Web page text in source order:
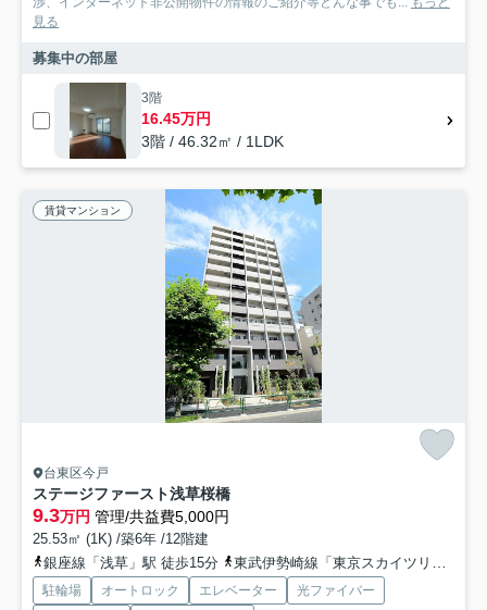
見る
募集中の部屋
3階
16.45万円
3階 / 46.32㎡ / 1LDK
賃貸マンション
台東区今戸
ステージファースト浅草桜橋
9.3万円 管理/共益費5,000円
25.53㎡ (1K) /築6年 /12階建
銀座線「浅草」駅 徒歩15分
東武伊勢崎線「東京スカイツリー」駅 徒歩20分
駐輪場 オートロック エレベーター
光ファイバー